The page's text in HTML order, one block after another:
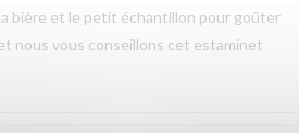
bière et le petit échantillon pour goûter
nous vous conseillons cet estaminet